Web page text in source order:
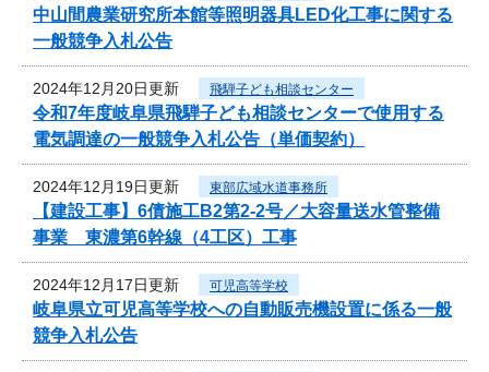
中山間農業研究所本館等照明器具LED化工事に関する
一般競争入札公告
2024年12月20日更新 飛騨子ども相談センター
令和7年度岐阜県飛騨子ども相談センターで使用する
電気調達の一般競争入札公告（単価契約）
2024年12月19日更新 東部広域水道事務所
【建設工事】6債施工B2第2-2号／大容量送水管整備
事業 東濃第6幹線（4工区）工事
2024年12月17日更新 可児高等学校
岐阜県立可児高等学校への自動販売機設置に係る一般
競争入札公告